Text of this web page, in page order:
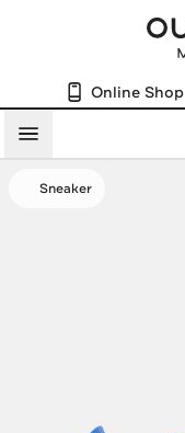
Online Shop
Menü
Sneaker